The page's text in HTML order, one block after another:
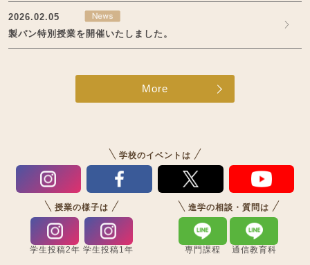
2026.02.05
製パン特別授業を開催いたしました。
More
学校のイベントは
授業の様子は
学生投稿2年 学生投稿1年
進学の相談・質問は
専門課程 通信教育科